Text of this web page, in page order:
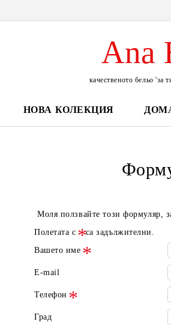
Ana
качественото бельо 'за
НОВА КОЛЕКЦИЯ
Моля ползвайте този формуляр,
Полетата с
са задължителни.
Вашето име
E-mail
Телефон
Град